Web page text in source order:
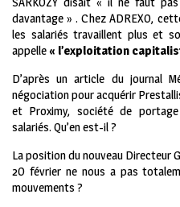
davantage » . Chez ADREXO,
les salariés travaillent plus et
appelle« l’exploitation
D’après un article du journal
négociation pour acquérir
et Proximy, société de
salariés. Qu’en est-il ?
La position du nouveau Directeur
2O février ne nous a pas
mouvements ?